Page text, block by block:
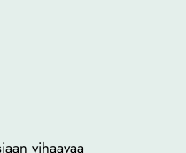
vihaavaa